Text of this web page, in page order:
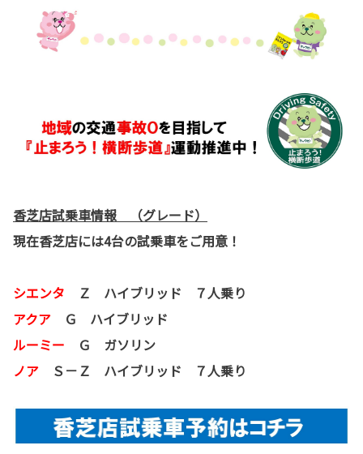
香芝店試乗車情報 （グレード）
現在香芝店には4台の試乗車をご用意！
シエンタ
Ｚ ハイブリッド ７人乗り
アクア
Ｇ ハイブリッド
ルーミー
Ｇ ガソリン
ノア
Ｓ－Ｚ ハイブリッド ７人乗り